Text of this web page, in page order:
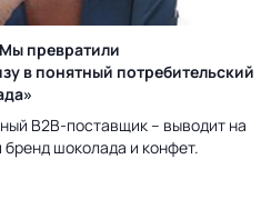
превратили
в понятный потребительский
B2B-поставщик – выводит на
шоколада и конфет.